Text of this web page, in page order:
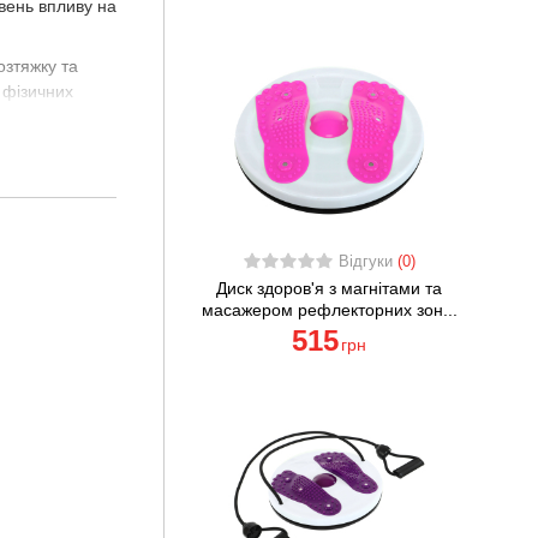
впливу на
та
час занять
в
Відгуки (0)
Диск здоров'я з магнітами та
масажером рефлекторних зон...
515 грн